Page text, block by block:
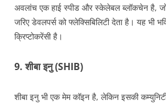
अवलांच एक हाई स्पीड और स्केलेबल ब्लॉकचेन है,
जरिए डेवलपर्स को फ्लेक्सिबिलिटी देता है। यह भी
क्रिप्टोकरेंसी है।
9. शीबा इनु (SHIB)
शीबा इनु भी एक मेम कॉइन है, लेकिन इसकी